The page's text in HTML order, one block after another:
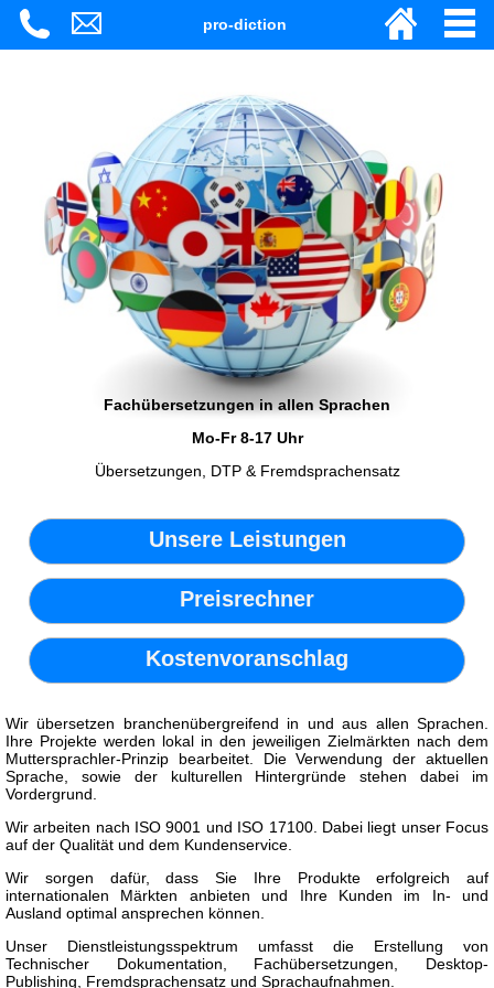
pro-diction
Fachübersetzungen in allen Sprachen
Mo-Fr 8-17 Uhr
Übersetzungen, DTP & Fremdsprachensatz
Unsere Leistungen
Preisrechner
Kostenvoranschlag
Wir übersetzen branchenübergreifend in und aus allen Sprachen.
Ihre Projekte werden lokal in den jeweiligen Zielmärkten nach dem
Muttersprachler-Prinzip bearbeitet. Die Verwendung der aktuellen
Sprache, sowie der kulturellen Hintergründe stehen dabei im
Vordergrund.
Wir arbeiten nach ISO 9001 und ISO 17100. Dabei liegt unser Focus
auf der Qualität und dem Kundenservice.
Wir sorgen dafür, dass Sie Ihre Produkte erfolgreich auf
internationalen Märkten anbieten und Ihre Kunden im In- und
Ausland optimal ansprechen können.
Unser Dienstleistungsspektrum umfasst die Erstellung von
Technischer Dokumentation, Fachübersetzungen, Desktop-
Publishing, Fremdsprachensatz und Sprachaufnahmen.